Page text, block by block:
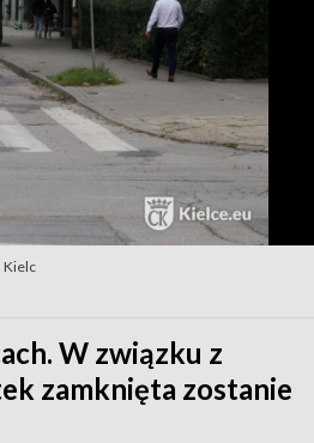
Kielc
W związku z
zamknięta zostanie